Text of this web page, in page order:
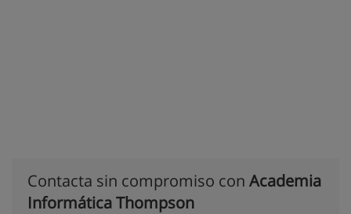
Contacta sin compromiso con Academia
Informática Thompson